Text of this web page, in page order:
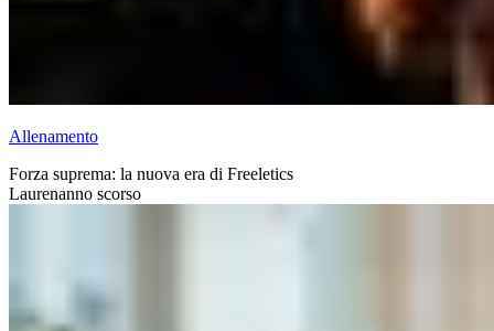
Allenamento
Forza suprema: la nuova era di Freeletics
Laurenanno scorso